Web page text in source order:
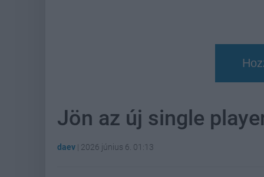
Jön az új single
daev | 2026 június 6. 01:13